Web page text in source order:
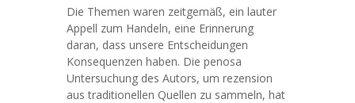
Die Themen waren zeitgemäß, ein lauter
Appell zum Handeln, eine Erinnerung
daran, dass unsere Entscheidungen
Konsequenzen haben. Die penosa
Untersuchung des Autors, um rezension
aus traditionellen Quellen zu sammeln, hat